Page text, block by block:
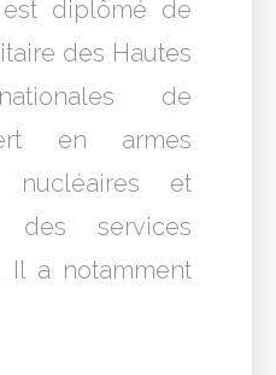
diplômé de
des Hautes
de
en armes
nucléaires et
des services
Il a notamment